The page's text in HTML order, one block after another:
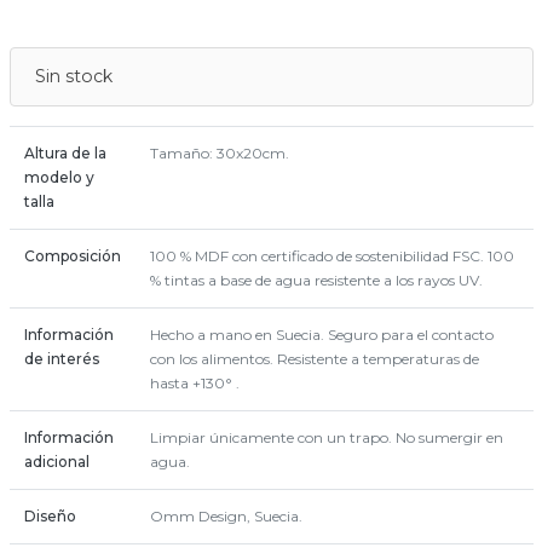
Sin stock
Altura de la
modelo y
talla
Tamaño: 30x20cm.
Composición
100 % MDF con certificado de sostenibilidad FSC. 100
% tintas a base de agua resistente a los rayos UV.
Información
de interés
Hecho a mano en Suecia. Seguro para el contacto
con los alimentos. Resistente a temperaturas de
hasta +130° .
Información
adicional
Limpiar únicamente con un trapo. No sumergir en
agua.
Diseño Omm Design, Suecia.